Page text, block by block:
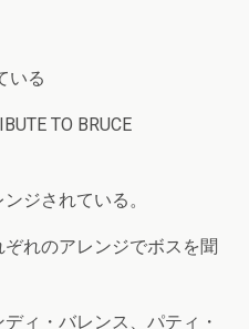
いる
TO BRUCE
ジされている。
れのアレンジでボスを聞
ィ・バレンス、パティ・